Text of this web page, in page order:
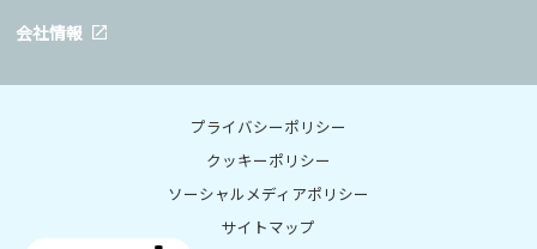
会社情報
プライバシーポリシー
クッキーポリシー
ソーシャルメディアポリシー
サイトマップ